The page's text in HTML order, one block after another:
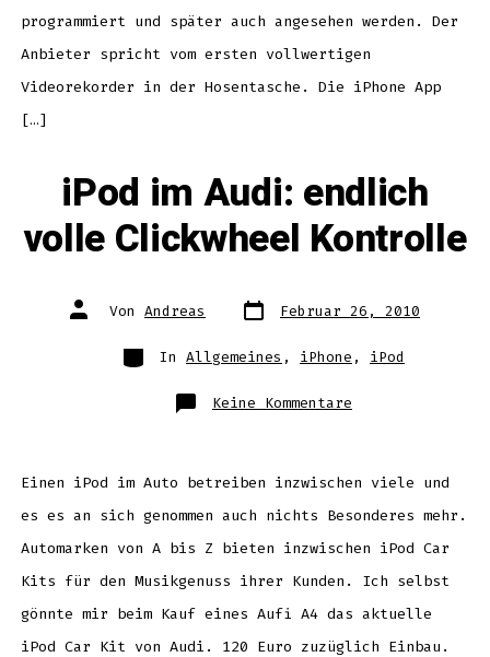
programmiert und später auch angesehen werden. Der
Anbieter spricht vom ersten vollwertigen
Videorekorder in der Hosentasche. Die iPhone App
[…]
iPod im Audi: endlich
volle Clickwheel Kontrolle
Autor
des Von Andreas Datum
des
Februar 26, 2010
Kategorien
In Allgemeines , iPhone , iPod
Keine Kommentare
iPod
Clickwheel
Kontrolle
Einen iPod im Auto betreiben inzwischen viele und
es es an sich genommen auch nichts Besonderes mehr.
Automarken von A bis Z bieten inzwischen iPod Car
Kits für den Musikgenuss ihrer Kunden. Ich selbst
gönnte mir beim Kauf eines Aufi A4 das aktuelle
iPod Car Kit von Audi. 120 Euro zuzüglich Einbau.